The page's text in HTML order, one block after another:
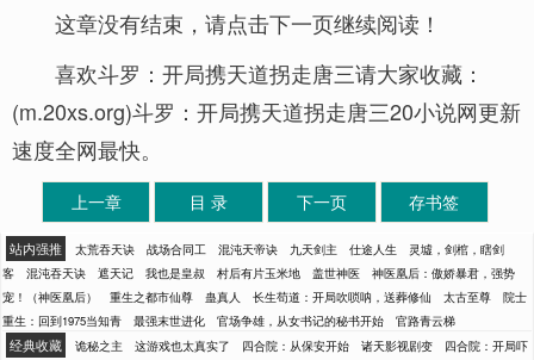
这章没有结束，请点击下一页继续阅读！
喜欢斗罗：开局携天道拐走唐三请大家收藏：
(m.20xs.org)斗罗：开局携天道拐走唐三20小说网更新
速度全网最快。
上一章 目 录 下一页 存书签
站内强推 太荒吞天诀 战场合同工 混沌天帝诀 九天剑主 仕途人生
灵墟，剑棺，瞎剑
客
混沌吞天诀 遮天记 我也是皇叔 村后有片玉米地 盖世神医
神医凰后：傲娇暴君，强势
宠！（神医凰后）
重生之都市仙尊 蛊真人 长生苟道：开局吹唢呐，送葬修仙 太古至尊
院士
重生：回到1975当知青
最强末世进化 官场争雄，从女书记的秘书开始 官路青云梯
经典收藏 诡秘之主 这游戏也太真实了 四合院：从保安开始 诸天影视剧变
四合院：开局吓